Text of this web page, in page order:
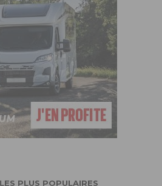
PLUS POPULAIRES